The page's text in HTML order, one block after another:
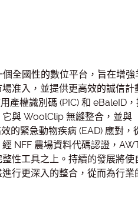
全國性的數位平台，旨在增強
准入，並提供更高效的誠信計
產權識別碼 (PIC) 和 eBaleID
與 WoolClip 無縫整合，並與
的緊急動物疾病 (EAD) 應對，
NFF 農場資料代碼認證，
性工具之上。持續的發展將使
行更深入的整合，從而為行業